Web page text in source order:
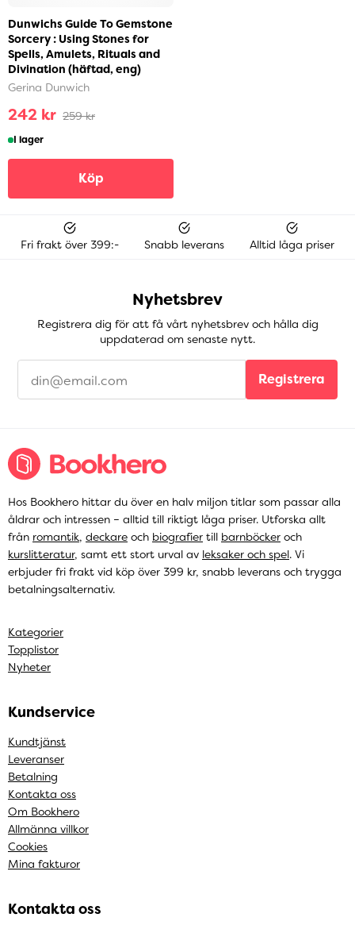
Dunwichs Guide To Gemstone
Sorcery : Using Stones for
Spells, Amulets, Rituals and
Divination (häftad, eng)
Gerina Dunwich
242 kr 259 kr
I lager
Köp
Fri frakt över 399:- Snabb leverans Alltid låga priser
Nyhetsbrev
Registrera dig för att få vårt nyhetsbrev och hålla dig
uppdaterad om senaste nytt.
Registrera
Hos Bookhero hittar du över en halv miljon titlar som passar alla
åldrar och intressen – alltid till riktigt låga priser. Utforska allt
från romantik, deckare och biografier till barnböcker och
kurslitteratur, samt ett stort urval av leksaker och spel. Vi
erbjuder fri frakt vid köp över 399 kr, snabb leverans och trygga
betalningsalternativ.
Kategorier
Topplistor
Nyheter
Kundservice
Kundtjänst
Leveranser
Betalning
Kontakta oss
Om Bookhero
Allmänna villkor
Cookies
Mina fakturor
Kontakta oss